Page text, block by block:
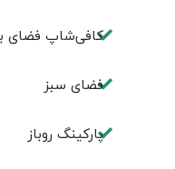
کافی‌شاپ فضای
فضای سبز
پارکینگ روباز